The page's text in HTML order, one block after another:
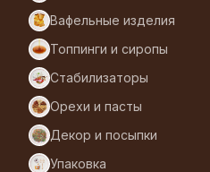
Вафельные изделия
Топпинги и сиропы
Стабилизаторы
Орехи и пасты
Декор и посыпки
Упаковка